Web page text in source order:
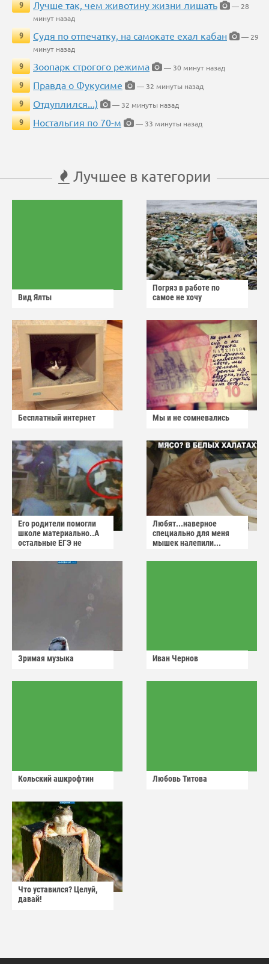
9
Лучше так, чем животину жизни лишать
— 28
минут назад
9
Судя по отпечатку, на самокате ехал кабан
— 29
минут назад
9
Зоопарк строгого режима
— 30 минут назад
9
Правда о Фукусиме
— 32 минуты назад
9
Отдуплился...)
— 32 минуты назад
9
Ностальгия по 70-м — 33 минуты назад
Лучшее в категории
Вид Ялты
Погряз в работе по
самое не хочу
Бесплатный интернет Мы и не сомневались
Его родители помогли
школе материально..А
остальные ЕГЭ не
Любят...наверное
специально для меня
мышек налепили...
Зримая музыка Иван Чернов
Кольский ашкрофтин Любовь Титова
Что уставился? Целуй,
давай!